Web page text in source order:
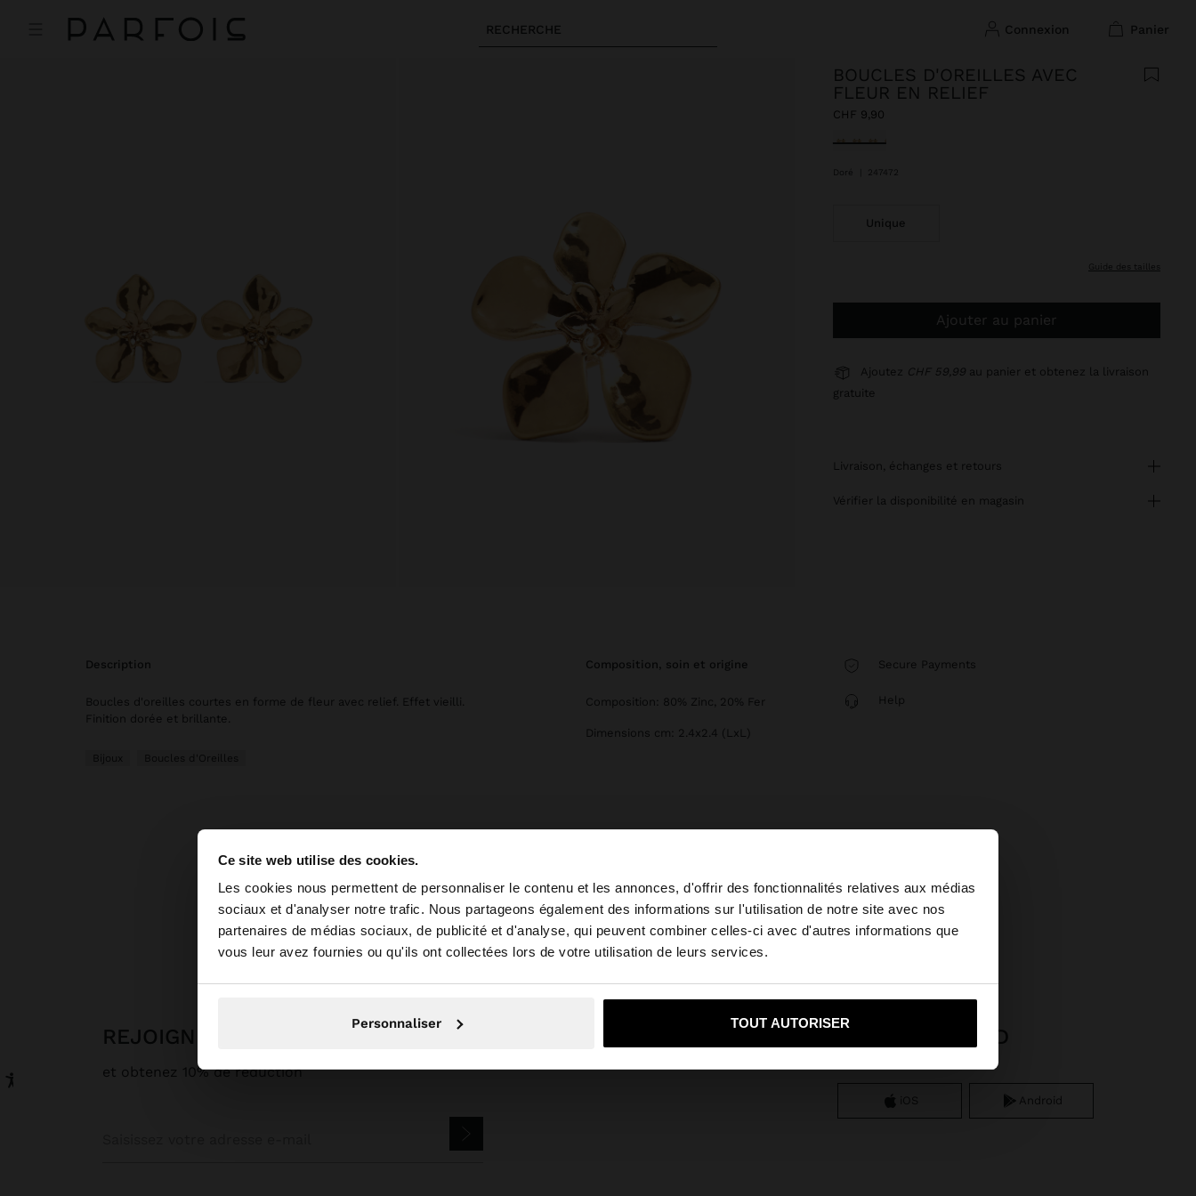
Ce site web utilise des cookies.
Les cookies nous permettent de personnaliser le contenu et les annonces, d'offrir des fonctionnalités relatives aux médias
sociaux et d'analyser notre trafic. Nous partageons également des informations sur l'utilisation de notre site avec nos
partenaires de médias sociaux, de publicité et d'analyse, qui peuvent combiner celles-ci avec d'autres informations que
vous leur avez fournies ou qu'ils ont collectées lors de votre utilisation de leurs services.
Personnaliser TOUT AUTORISER
RECHERCHE connexion panier
bonjour ×
Vous accédez au site depuis Suisse. Voulez-vous parcourir notre site au United States?
Non, je souhaite rester sur Suisse Oui, dirigez-moi vers United States
BOUCLES D'OREILLES AVEC
FLEUR EN RELIEF
CHF 9,90
sélectionné(s)
Doré 247472
Unique
guide des tailles
Ajouter au panier
Ajoutez CHF 59,99 au panier et obtenez la livraison
gratuite
livraison, échanges et retours
vérifier la disponibilité en magasin
description
Boucles d'oreilles courtes en forme de fleur avec relief. Effet vieilli.
Finition dorée et brillante.
Bijoux Boucles d'Oreilles
composition, soin et origine
Composition: 80% Zinc, 20% Fer
Dimensions cm: 2.4x2.4 (LxL)
Secure Payments
Help
Parfois Bijoux Boucles d'Oreilles boucles d'oreilles avec fleur en relief
REJOIGNEZ NOTRE NEWSLETTER
et obtenez 10% de réduction
APP DOWNLOAD
iOS Android